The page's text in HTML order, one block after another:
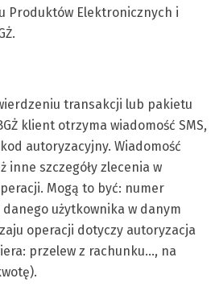
Produktów Elektronicznych i
transakcji lub pakietu
klient otrzyma wiadomość SMS,
autoryzacyjny. Wiadomość
inne szczegóły zlecenia w
Mogą to być: numer
użytkownika w danym
operacji dotyczy autoryzacja
przelew z rachunku…, na